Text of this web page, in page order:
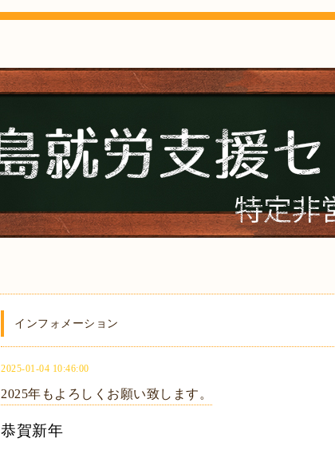
インフォメーション
2025-01-04 10:46:00
2025年もよろしくお願い致します。
恭賀新年